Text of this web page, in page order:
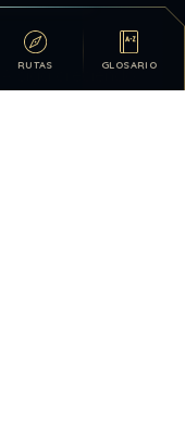
RUTAS GLOSARIO
siga creciendo.